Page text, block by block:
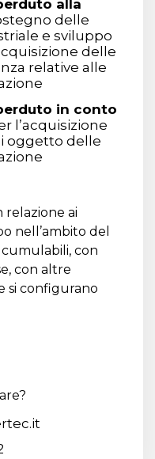
alla
delle
e sviluppo
delle
relative alle
in conto
l’acquisizione
oggetto delle
relazione ai
nell’ambito del
con
con altre
si configurano